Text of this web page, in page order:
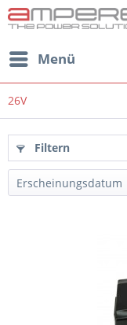
Menü
26V
Filtern